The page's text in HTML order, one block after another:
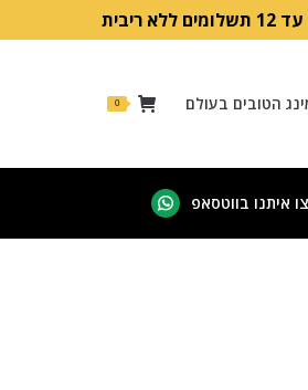
עד 12 תשלומים ללא ריבית
הטובים בעולם 0
איתנו בווטסאפ
Whatsapp
page